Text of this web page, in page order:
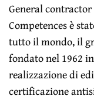
General
Competences è
tutto il mondo, il
fondato nel 1962
realizzazione di
certificazione